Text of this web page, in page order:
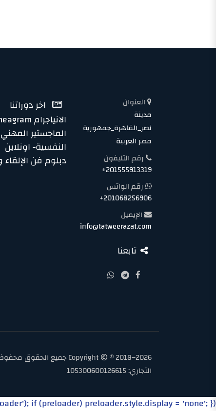
العنوان
مدينة
نصر_القاهرة_جمهورية
مصر العربية
رقم التليفون
+201555913319
رقم الواتس
+201068256906
الإيميل
info@tatweerazat.com
تابعنا
اخر دوراتنا
الانياجرام Enneagram
الماجستير
النفسية- اونلاين
دبلوم فن الإلقاء
Copyright© 2018–2026 جميع
التجاري: 105300600126615
if (preloader) preloader.style.display = 'none'; });